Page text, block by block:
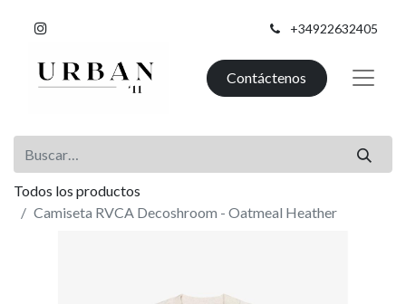
+34922632405
Contáctenos
Todos los productos
Camiseta RVCA Decoshroom - Oatmeal Heather